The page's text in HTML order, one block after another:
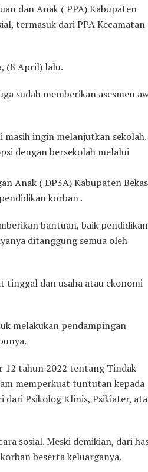
dan Anak ( PPA) Kabupaten
termasuk dari PPA Kecamatan
(8 April) lalu.
sudah memberikan asesmen
masih ingin melanjutkan sekolah.
dengan bersekolah melalui
Anak ( DP3A) Kabupaten
korban .
bantuan, baik
ditanggung semua oleh
tinggal dan usaha atau ekonomi
melakukan pendampingan
12 tahun 2022 tentang Tindak
memperkuat tuntutan kepada
Psikolog Klinis, Psikiater,
sosial. Meski demikian, dari
beserta keluarganya.